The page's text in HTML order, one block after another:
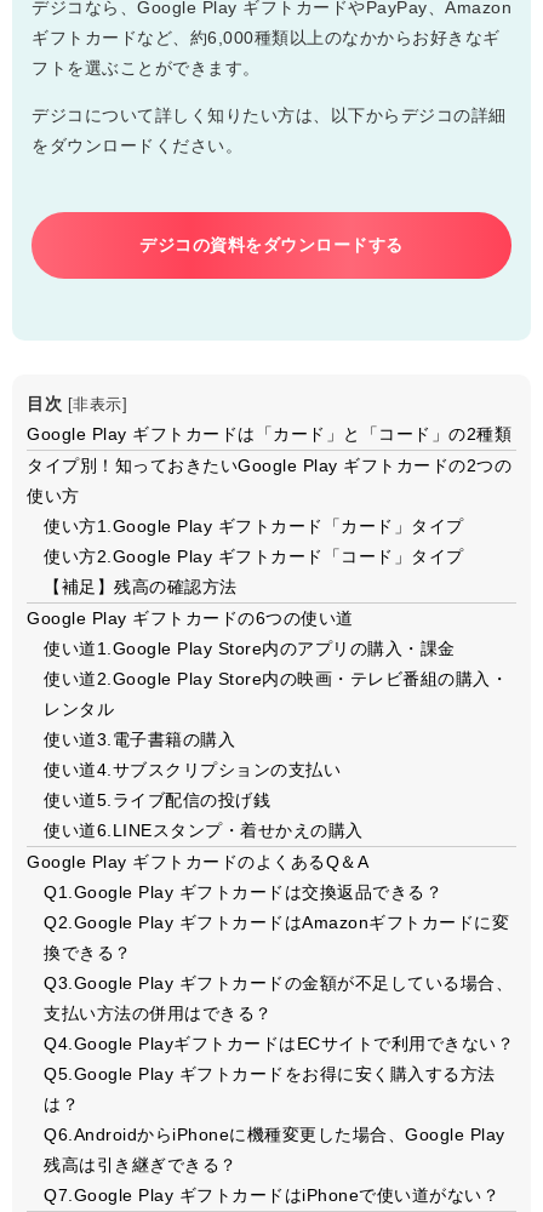
デジコなら、Google Play ギフトカードやPayPay、Amazon
ギフトカードなど、約6,000種類以上のなかからお好きなギ
フトを選ぶことができます。
デジコについて詳しく知りたい方は、以下からデジコの詳細
をダウンロードください。
デジコの資料をダウンロードする
目次 非表示
Google Play ギフトカードは「カード」と「コード」の2種類
タイプ別！知っておきたいGoogle Play ギフトカードの2つの
使い方
使い方1.Google Play ギフトカード「カード」タイプ
使い方2.Google Play ギフトカード「コード」タイプ
【補足】残高の確認方法
Google Play ギフトカードの6つの使い道
使い道1.Google Play Store内のアプリの購入・課金
使い道2.Google Play Store内の映画・テレビ番組の購入・
レンタル
使い道3.電子書籍の購入
使い道4.サブスクリプションの支払い
使い道5.ライブ配信の投げ銭
使い道6.LINEスタンプ・着せかえの購入
Google Play ギフトカードのよくあるQ＆A
Q1.Google Play ギフトカードは交換返品できる？
Q2.Google Play ギフトカードはAmazonギフトカードに変
換できる？
Q3.Google Play ギフトカードの金額が不足している場合、
支払い方法の併用はできる？
Q4.Google PlayギフトカードはECサイトで利用できない？
Q5.Google Play ギフトカードをお得に安く購入する方法
は？
Q6.AndroidからiPhoneに機種変更した場合、Google Play
残高は引き継ぎできる？
Q7.Google Play ギフトカードはiPhoneで使い道がない？